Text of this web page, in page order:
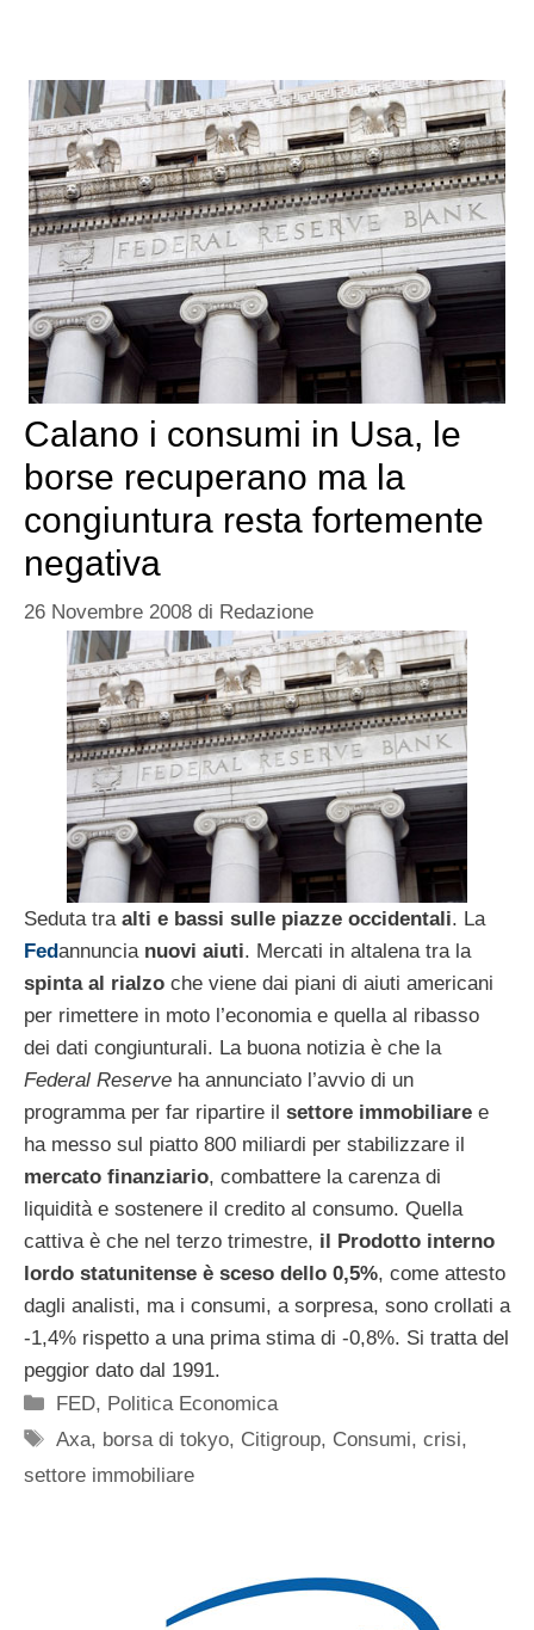
Calano i consumi in Usa, le
borse recuperano ma la
congiuntura resta fortemente
negativa
26 Novembre 2008 di Redazione
Seduta tra alti e bassi sulle piazze occidentali. La
Fedannuncia nuovi aiuti. Mercati in altalena tra la
spinta al rialzo che viene dai piani di aiuti americani
per rimettere in moto l’economia e quella al ribasso
dei dati congiunturali. La buona notizia è che la
Federal Reserve ha annunciato l’avvio di un
programma per far ripartire il settore immobiliare e
ha messo sul piatto 800 miliardi per stabilizzare il
mercato finanziario, combattere la carenza di
liquidità e sostenere il credito al consumo. Quella
cattiva è che nel terzo trimestre, il Prodotto interno
lordo statunitense è sceso dello 0,5%, come attesto
dagli analisti, ma i consumi, a sorpresa, sono crollati a
-1,4% rispetto a una prima stima di -0,8%. Si tratta del
peggior dato dal 1991.
Categorie
FED, Politica Economica
Tag
Axa, borsa di tokyo, Citigroup, Consumi,crisi,
settore immobiliare